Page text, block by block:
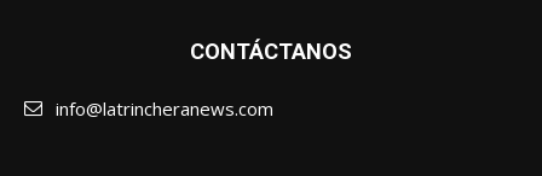
CONTÁCTANOS
info@latrincheranews.com